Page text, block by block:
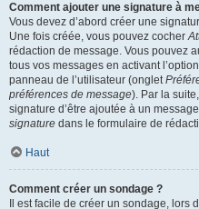
Comment ajouter une signature à
Vous devez d’abord créer une
Une fois créée, vous pouvez cocher
rédaction de message. Vous pouvez
tous vos messages en activant
panneau de l’utilisateur (onglet
préférences de message). Par la
signature d’être ajoutée à un
signature dans le formulaire de
Haut
Comment créer un sondage ?
Il est facile de créer un sondage, lors